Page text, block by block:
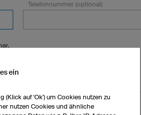
Telefonnummer (optional)
ein
(Klick auf 'Ok') um Cookies nutzen zu
nutzen Cookies und ähnliche